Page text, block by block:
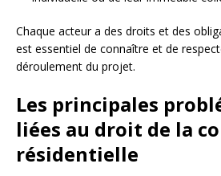
Chaque acteur a des droits et des
est essentiel de connaître et de
déroulement du projet.
Les principales
liées au droit de la
résidentielle